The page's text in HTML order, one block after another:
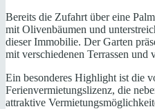
Bereits die Zufahrt über eine
mit Olivenbäumen und
dieser Immobilie. Der Garten
mit verschiedenen Terrassen und
Ein besonderes Highlight ist die
Ferienvermietungslizenz, die
attraktive